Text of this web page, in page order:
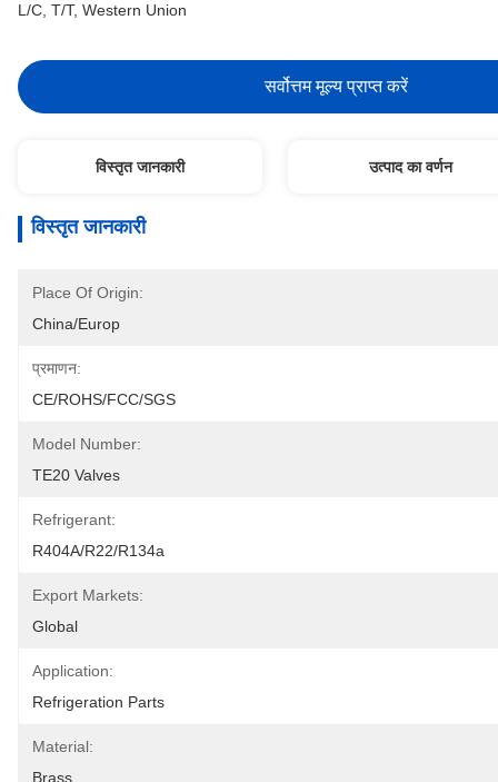
L/C, T/T, Western Union
सर्वोत्तम मूल्य प्राप्त करें
विस्तृत जानकारी उत्पाद का वर्णन
विस्तृत जानकारी
Place Of Origin:
China/Europ
प्रमाणन:
CE/ROHS/FCC/SGS
Model Number:
TE20 Valves
Refrigerant:
R404A/R22/R134a
Export Markets:
Global
Application:
Refrigeration Parts
Material:
Brass